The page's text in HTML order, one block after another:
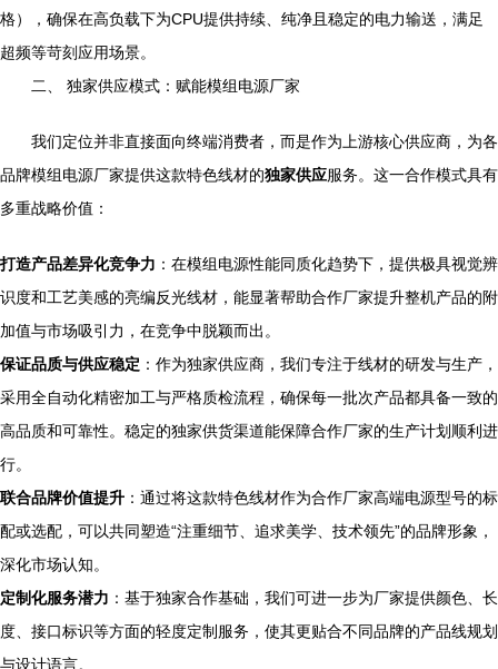
格），确保在高负载下为CPU提供持续、纯净且稳定的电力输送，满足
超频等苛刻应用场景。
二、 独家供应模式：赋能模组电源厂家
我们定位并非直接面向终端消费者，而是作为上游核心供应商，为各
品牌模组电源厂家提供这款特色线材的独家供应服务。这一合作模式具有
多重战略价值：
打造产品差异化竞争力 ：在模组电源性能同质化趋势下，提供极具视觉辨
识度和工艺美感的亮编反光线材，能显著帮助合作厂家提升整机产品的附
加值与市场吸引力，在竞争中脱颖而出。
保证品质与供应稳定 ：作为独家供应商，我们专注于线材的研发与生产，
采用全自动化精密加工与严格质检流程，确保每一批次产品都具备一致的
高品质和可靠性。稳定的独家供货渠道能保障合作厂家的生产计划顺利进
行。
联合品牌价值提升 ：通过将这款特色线材作为合作厂家高端电源型号的标
配或选配，可以共同塑造“注重细节、追求美学、技术领先”的品牌形象，
深化市场认知。
定制化服务潜力 ：基于独家合作基础，我们可进一步为厂家提供颜色、长
度、接口标识等方面的轻度定制服务，使其更贴合不同品牌的产品线规划
与设计语言。